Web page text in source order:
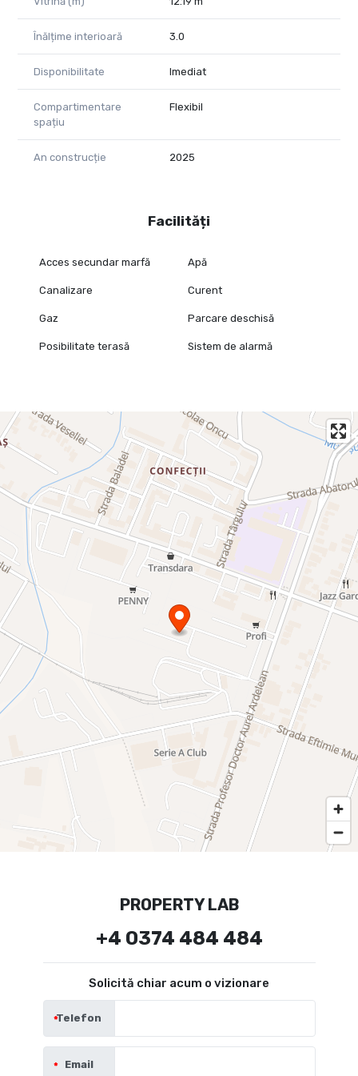
Înălțime interioară 3.0
Disponibilitate Imediat
Compartimentare
spațiu
Flexibil
An construcție 2025
Facilități
Acces secundar marfă Apă
Canalizare Curent
Gaz Parcare deschisă
Posibilitate terasă Sistem de alarmă
PROPERTY LAB
+4 0374 484 484
Solicită chiar acum o vizionare
Telefon
Email